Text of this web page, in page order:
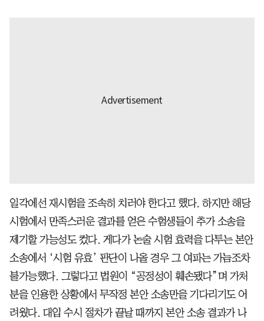
일각에선 재시험을 조속히 치러야 한다고 했다. 하지만 해당
시험에서 만족스러운 결과를 얻은 수험생들이 추가 소송을
제기할 가능성도 컸다. 게다가 논술 시험 효력을 다투는 본안
소송에서 ‘시험 유효’ 판단이 나올 경우 그 여파는 가늠조차
불가능했다. 그렇다고 법원이 “공정성이 훼손됐다”며 가처
분을 인용한 상황에서 무작정 본안 소송만을 기다리기도 어
려웠다. 대입 수시 절차가 끝날 때까지 본안 소송 결과가 나